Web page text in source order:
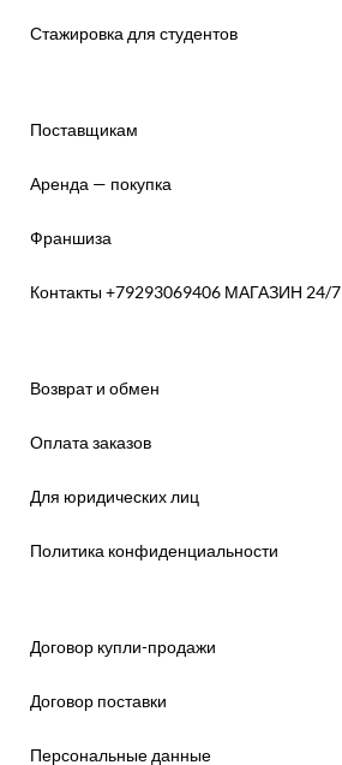
Стажировка для студентов
Поставщикам
Аренда — покупка
Франшиза
Контакты +79293069406 МАГАЗИН 24/7
Возврат и обмен
Оплата заказов
Для юридических лиц
Политика конфиденциальности
Договор купли-продажи
Договор поставки
Персональные данные